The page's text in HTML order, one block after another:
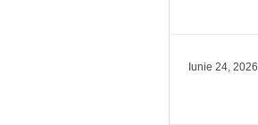
Iunie 24, 2026